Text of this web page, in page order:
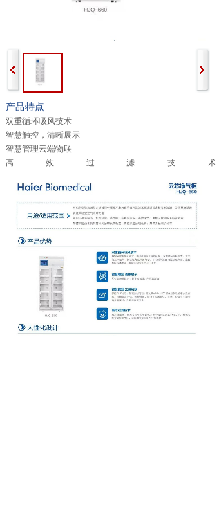
产品特点
双重循环吸风技术
智慧触控，清晰展示
智慧管理云端物联
高效过滤技术